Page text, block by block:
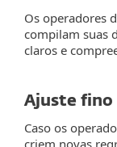
Os operadores
compilam suas
claros e
Ajuste fino
Caso os
criem novas